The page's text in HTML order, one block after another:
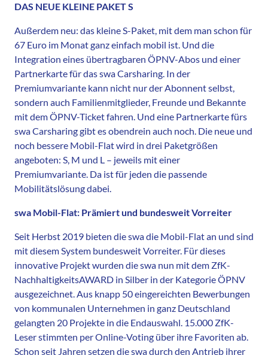
DAS NEUE KLEINE PAKET S
Außerdem neu: das kleine S-Paket, mit dem man schon für
67 Euro im Monat ganz einfach mobil ist. Und die
Integration eines übertragbaren ÖPNV-Abos und einer
Partnerkarte für das swa Carsharing. In der
Premiumvariante kann nicht nur der Abonnent selbst,
sondern auch Familienmitglieder, Freunde und Bekannte
mit dem ÖPNV-Ticket fahren. Und eine Partnerkarte fürs
swa Carsharing gibt es obendrein auch noch. Die neue und
noch bessere Mobil-Flat wird in drei Paketgrößen
angeboten: S, M und L – jeweils mit einer
Premiumvariante. Da ist für jeden die passende
Mobilitätslösung dabei.
swa Mobil-Flat: Prämiert und bundesweit Vorreiter
Seit Herbst 2019 bieten die swa die Mobil-Flat an und sind
mit diesem System bundesweit Vorreiter. Für dieses
innovative Projekt wurden die swa nun mit dem ZfK-
NachhaltigkeitsAWARD in Silber in der Kategorie ÖPNV
ausgezeichnet. Aus knapp 50 eingereichten Bewerbungen
von kommunalen Unternehmen in ganz Deutschland
gelangten 20 Projekte in die Endauswahl. 15.000 ZfK-
Leser stimmten per Online-Voting über ihre Favoriten ab.
Schon seit Jahren setzen die swa durch den Antrieb ihrer